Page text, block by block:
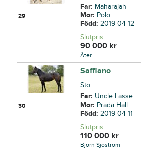
29
Far: Maharajah
Mor: Polo
Född:2019-04-12
Slutpris:
90 000 kr
Åter
30
Saffiano
Sto
Far: Uncle Lasse
Mor: Prada Hall
Född:2019-04-11
Slutpris:
110 000 kr
Björn Sjöström